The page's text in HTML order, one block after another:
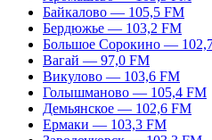
Байкалово — 105,5 FM
Бердюжье — 103,2 FM
Большое Сорокино —
Вагай — 97,0 FM
Викулово — 103,6 FM
Голышманово — 105,4 FM
Демьянское — 102,6 FM
Ермаки — 103,3 FM